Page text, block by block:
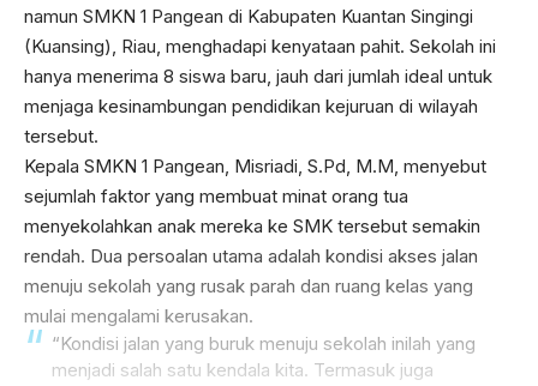
namun SMKN 1 Pangean di Kabupaten Kuantan Singingi
(Kuansing), Riau, menghadapi kenyataan pahit. Sekolah ini
hanya menerima 8 siswa baru, jauh dari jumlah ideal untuk
menjaga kesinambungan pendidikan kejuruan di wilayah
tersebut.
Kepala SMKN 1 Pangean, Misriadi, S.Pd, M.M, menyebut
sejumlah faktor yang membuat minat orang tua
menyekolahkan anak mereka ke SMK tersebut semakin
rendah. Dua persoalan utama adalah kondisi akses jalan
menuju sekolah yang rusak parah dan ruang kelas yang
mulai mengalami kerusakan.
“Kondisi jalan yang buruk menuju sekolah inilah yang
menjadi salah satu kendala kita. Termasuk juga